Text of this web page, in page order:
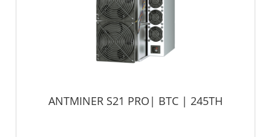
ANTMINER S21 PRO| BTC | 245TH